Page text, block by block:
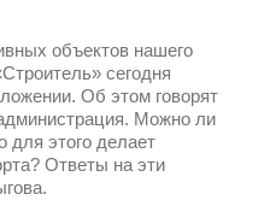
объектов нашего
сегодня
Об этом говорят
Можно ли
для этого делает
Ответы на эти